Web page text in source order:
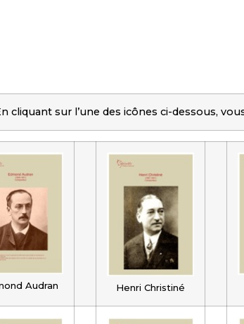
cliquant sur l’une des icônes ci-dessous,
Audran Henri Christiné